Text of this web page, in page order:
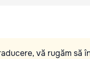
vă rugăm să